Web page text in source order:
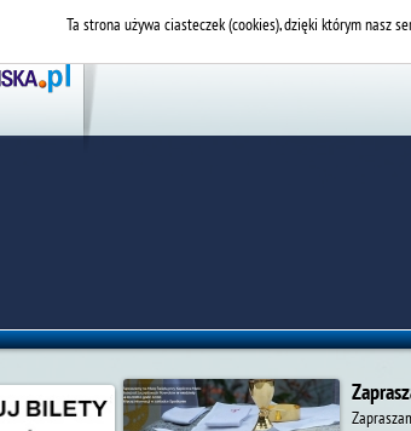
Ta strona używa ciasteczek (cookies), dzięki którym nasz